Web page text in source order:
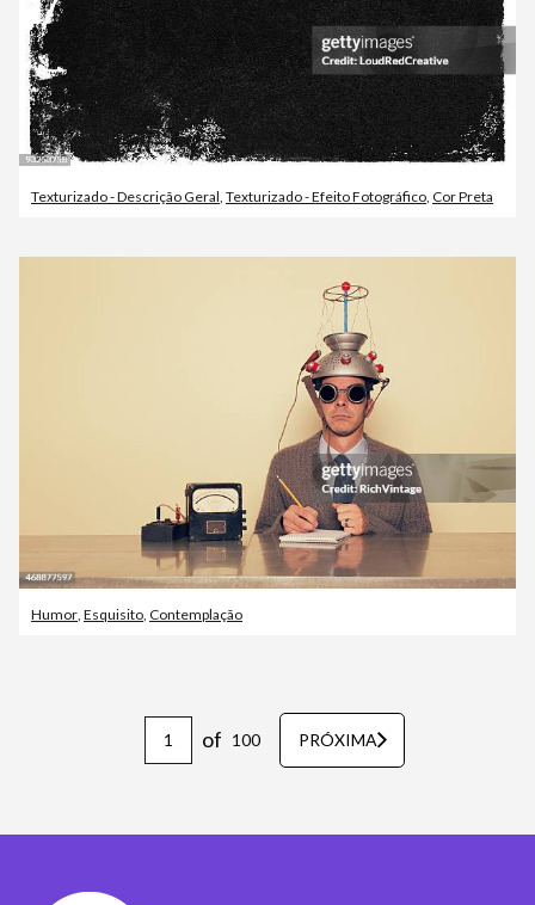
Texturizado - Descrição Geral, Texturizado - Efeito Fotográfico, Cor Preta
Humor Esquisito Contemplação
of 100 PRÓXIMA